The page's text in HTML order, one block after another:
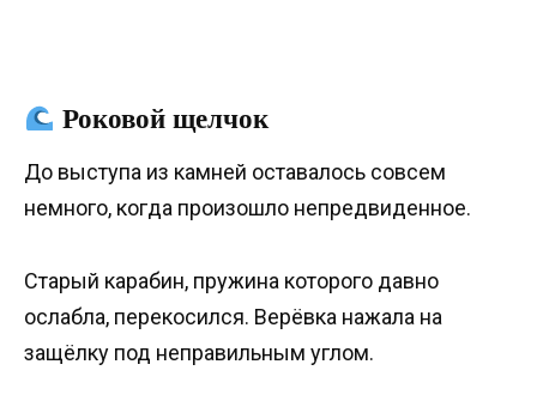
Роковой щелчок
До выступа из камней оставалось совсем
немного, когда произошло непредвиденное.
Старый карабин, пружина которого давно
ослабла, перекосился. Верёвка нажала на
защёлку под неправильным углом.